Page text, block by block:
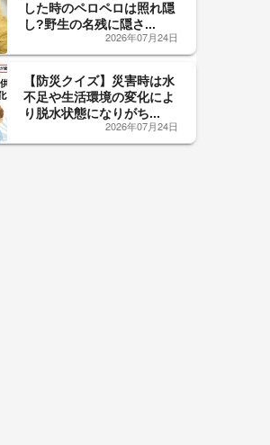
した時のペロペロは照れ隠
し?野生の名残に隠さ...
2026年07月24日
【防災クイズ】災害時は水
不足や生活環境の変化によ
り脱水状態になりがち...
2026年07月24日